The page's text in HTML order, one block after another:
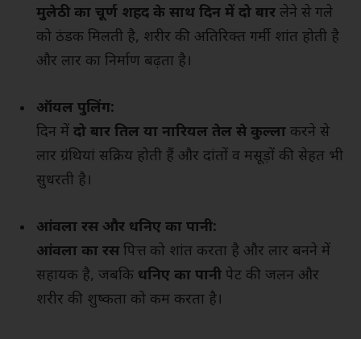
मुलेठी का चूर्ण शहद के साथ दिन में दो बार लेने से गले
को ठंडक मिलती है, शरीर की अतिरिक्त गर्मी शांत होती है
और लार का निर्माण बढ़ता है।
ऑयल पुलिंग:
दिन में दो बार तिल या नारियल तेल से कुल्ला करने से
लार ग्रंथियां सक्रिय होती हैं और दांतों व मसूड़ों की सेहत भी
सुधरती है।
आंवला रस और धनिए का पानी:
आंवला का रस पित्त को शांत करता है और लार बनने में
सहायक है, जबकि धनिए का पानी पेट की जलन और
शरीर की शुष्कता को कम करता है।